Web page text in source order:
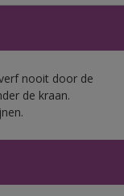
nooit door de
de kraan.